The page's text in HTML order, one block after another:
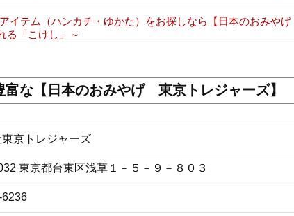
イテム（ハンカチ・ゆかた）をお探しなら【日本のおみや
る「こけし」～
な【日本のおみやげ 東京トレジャーズ】
京トレジャーズ
東京都台東区浅草１－５－９－８０３
6236